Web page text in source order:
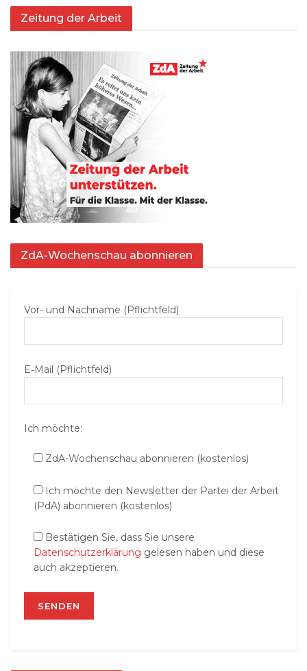
Zeitung der Arbeit
ZdA-Wochenschau abonnieren
Vor- und Nachname (Pflichtfeld)
E‑Mail (Pflichtfeld)
Ich möchte:
ZdA-Wochenschau abonnieren (kostenlos)
Ich möchte den Newsletter der Partei der Arbeit
(PdA) abonnieren (kostenlos)
Bestätigen Sie, dass Sie unsere
Datenschutzerklärung gelesen haben und diese
auch akzeptieren.